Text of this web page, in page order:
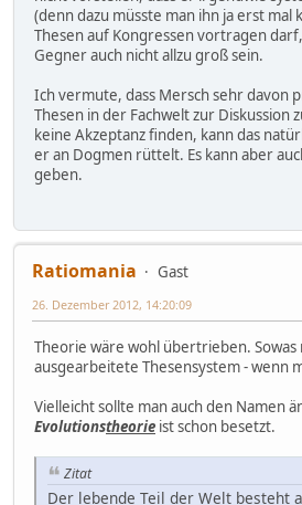
(denn dazu müsste man ihn ja erst mal
Thesen auf Kongressen vortragen
Gegner auch nicht allzu groß sein.
Ich vermute, dass Mersch sehr davon
Thesen in der Fachwelt zur Diskussion
keine Akzeptanz finden, kann das
er an Dogmen rüttelt. Es kann aber
geben.
Ratiomania
Gast
26. Dezember 2012, 14:20:09
Theorie wäre wohl übertrieben. Sowas
ausgearbeitete Thesensystem - wenn
Vielleicht sollte man auch den Namen
Evolutionstheorie ist schon besetzt.
Zitat
Der lebende Teil der Welt besteht